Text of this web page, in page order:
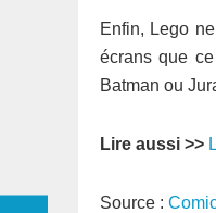
Enfin, Lego
écrans que
Batman ou
Lire aussi >>
Source :